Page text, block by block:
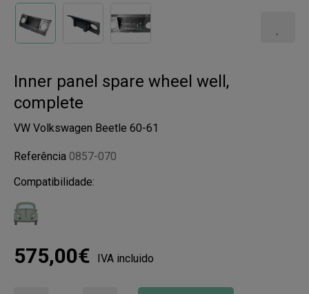
Inner panel spare wheel well,
complete
VW Volkswagen Beetle 60-61
Referência 0857-070
Compatibilidade:
575,00€ IVA incluido